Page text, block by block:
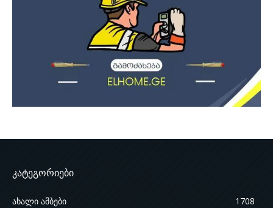
კატეგორიები
ახალი ამბები
1708